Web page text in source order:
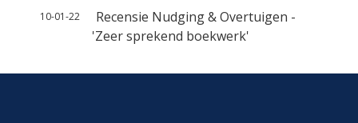
10-01-22
Recensie Nudging & Overtuigen -
'Zeer sprekend boekwerk'